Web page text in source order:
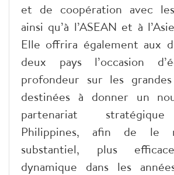
et de coopération avec
ainsi qu’à l’ASEAN et à
Elle offrira également aux
deux pays l’occasion
profondeur sur les
destinées à donner un
partenariat
Philippines, afin de le
substantiel, plus
dynamique dans les